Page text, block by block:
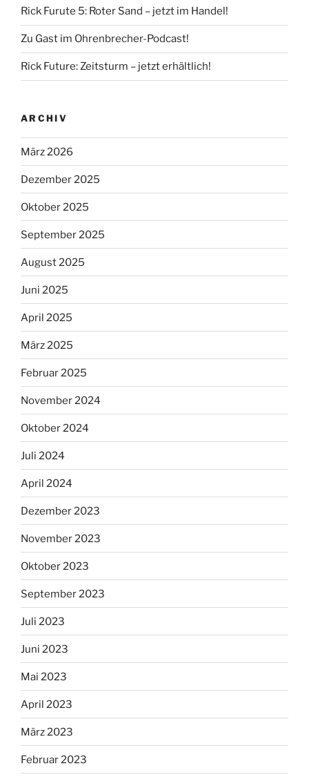
Rick Furute 5: Roter Sand – jetzt im Handel!
Zu Gast im Ohrenbrecher-Podcast!
Rick Future: Zeitsturm – jetzt erhältlich!
ARCHIV
März 2026
Dezember 2025
Oktober 2025
September 2025
August 2025
Juni 2025
April 2025
März 2025
Februar 2025
November 2024
Oktober 2024
Juli 2024
April 2024
Dezember 2023
November 2023
Oktober 2023
September 2023
Juli 2023
Juni 2023
Mai 2023
April 2023
März 2023
Februar 2023